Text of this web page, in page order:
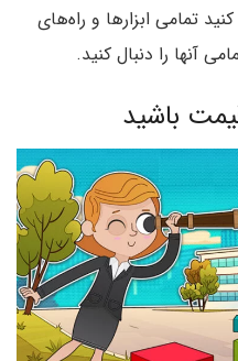
تمامی ابزارها و راه‌های
آنها را دنبال کنید.
باشید